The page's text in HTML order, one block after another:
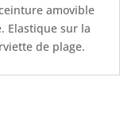
amovible
Elastique sur la
de plage.